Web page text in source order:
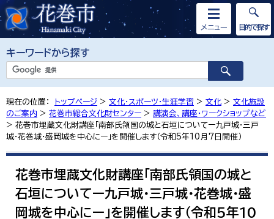
キーワードから探す
メニュー 目的で探す
現在の位置： トップページ > 文化・スポーツ・生涯学習 > 文化 > 文化施設
のご案内 > 花巻市総合文化財センター > 講演会、講座・ワークショップなど
> 花巻市埋蔵文化財講座「南部氏領国の城と石垣についてー九戸城・三戸
城・花巻城・盛岡城を中心にー」を開催します（令和5年10月7日開催）
花巻市埋蔵文化財講座「南部氏領国の城と
石垣についてー九戸城・三戸城・花巻城・盛
岡城を中心にー」を開催します（令和5年10